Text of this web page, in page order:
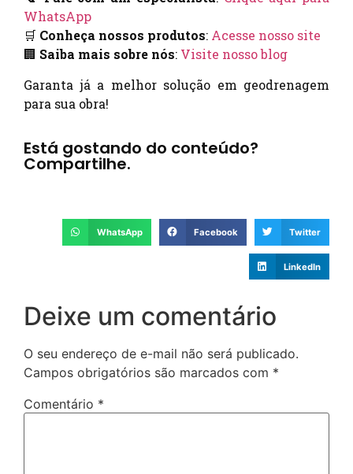
WhatsApp
🛒 Conheça nossos produtos: Acesse nosso site
🏢 Saiba mais sobre nós: Visite nosso blog
Garanta já a melhor solução em geodrenagem
para sua obra!
Está gostando do conteúdo?
Compartilhe.
WhatsApp Facebook Twitter
LinkedIn
Deixe um comentário
O seu endereço de e-mail não será publicado.
Campos obrigatórios são marcados com *
Comentário *